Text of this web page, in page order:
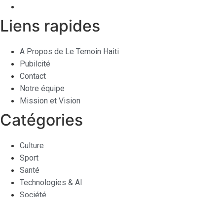
Liens rapides
A Propos de Le Temoin Haiti
Pubilcité
Contact
Notre équipe
Mission et Vision
Catégories
Culture
Sport
Santé
Technologies & AI
Société